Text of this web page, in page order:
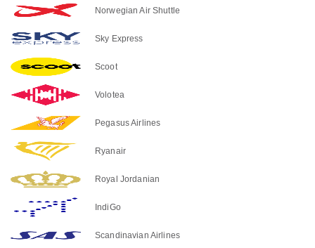
Norwegian Air Shuttle
Sky Express
Scoot
Volotea
Pegasus Airlines
Ryanair
Royal Jordanian
IndiGo
Scandinavian Airlines